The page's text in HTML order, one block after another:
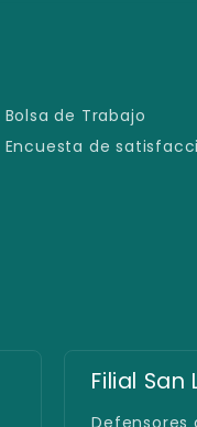
Bolsa de Trabajo
Encuesta de
Filial San
Defensores